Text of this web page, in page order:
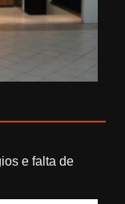
e falta de